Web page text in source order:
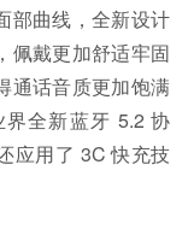
部曲线，全新设计
佩戴更加舒适牢固
通话音质更加饱满
全新蓝牙 5.2 协
应用了 3C 快充技